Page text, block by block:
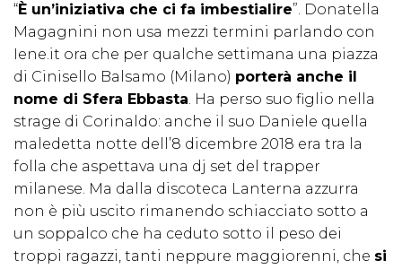
“È un’iniziativa che ci fa imbestialire”. Donatella
Magagnini non usa mezzi termini parlando con
Iene.it ora che per qualche settimana una piazza
di Cinisello Balsamo (Milano) porterà anche il
nome di Sfera Ebbasta. Ha perso suo figlio nella
strage di Corinaldo: anche il suo Daniele quella
maledetta notte dell’8 dicembre 2018 era tra la
folla che aspettava una dj set del trapper
milanese. Ma dalla discoteca Lanterna azzurra
non è più uscito rimanendo schiacciato sotto a
un soppalco che ha ceduto sotto il peso dei
troppi ragazzi, tanti neppure maggiorenni, che si